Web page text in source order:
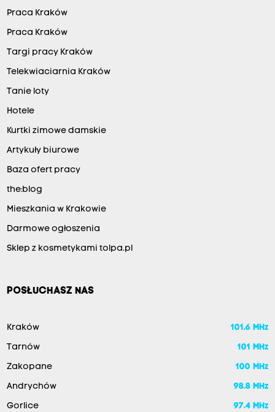
Praca Kraków
Praca Kraków
Targi pracy Kraków
Telekwiaciarnia Kraków
Tanie loty
Hotele
Kurtki zimowe damskie
Artykuły biurowe
Baza ofert pracy
the:blog
Mieszkania w Krakowie
Darmowe ogłoszenia
Sklep z kosmetykami tolpa.pl
POSŁUCHASZ NAS
Kraków 101.6 MHz
Tarnów 101 MHz
Zakopane 100 MHz
Andrychów 98.8 MHz
Gorlice 97.4 MHz